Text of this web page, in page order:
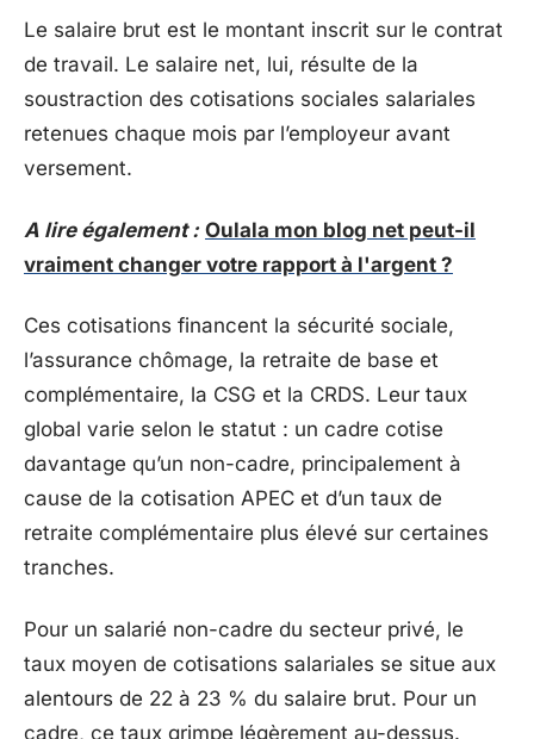
Le salaire brut est le montant inscrit sur le contrat
de travail. Le salaire net, lui, résulte de la
soustraction des cotisations sociales salariales
retenues chaque mois par l’employeur avant
versement.
A lire également : Oulala mon blog net peut-il
vraiment changer votre rapport à l'argent ?
Ces cotisations financent la sécurité sociale,
l’assurance chômage, la retraite de base et
complémentaire, la CSG et la CRDS. Leur taux
global varie selon le statut : un cadre cotise
davantage qu’un non-cadre, principalement à
cause de la cotisation APEC et d’un taux de
retraite complémentaire plus élevé sur certaines
tranches.
Pour un salarié non-cadre du secteur privé, le
taux moyen de cotisations salariales se situe aux
alentours de 22 à 23 % du salaire brut. Pour un
cadre, ce taux grimpe légèrement au-dessus.